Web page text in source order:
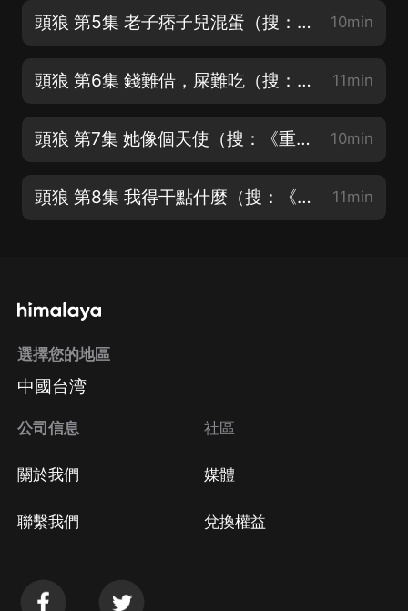
頭狼 第5集 老子痞子兒混蛋（搜：《重生 1980：開局迎娶姐姐閨蜜》） 10min
頭狼 第6集 錢難借，屎難吃（搜：《重生 1980：開局迎娶姐姐閨蜜》） 11min
頭狼 第7集 她像個天使（搜：《重生 1980：開局迎娶姐姐閨蜜》） 10min
頭狼 第8集 我得干點什麼（搜：《重生 1980：開局迎娶姐姐閨蜜》） 11min
選擇您的地區
中國台湾
公司信息
關於我們
聯繫我們
社區
媒體
兌換權益